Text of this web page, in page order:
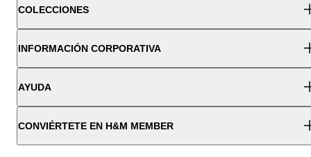
COLECCIONES
INFORMACIÓN CORPORATIVA
AYUDA
CONVIÉRTETE EN H&M MEMBER